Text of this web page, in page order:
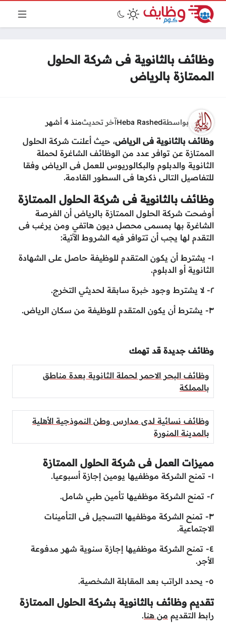
وظائف بالثانوية فى شركة الحلول
الممتازة بالرياض
بواسطةHeba Rashedآخر تحديثمنذ 4 أشهر
وظائف بالثانوية فى الرياض، حيث أعلنت شركة الحلول
الممتازة عن توافر عدد من الوظائف الشاغرة لحملة
الثانوية والدبلوم والبكالوريوس للعمل فى الرياض وفقا
للتفاصيل التالى ذكرها فى السطور القادمة.
وظائف بالثانوية فى شركة الحلول الممتازة
أوضحت شركة الحلول الممتازة بالرياض أن الفرصة
الشاغرة بها بمسمى محصل ديون هاتفي ومن يرغب فى
التقدم لها يجب أن تتوافر فيه الشروط الآتية:
١- يشترط أن يكون المتقدم للوظيفة حاصل على الشهادة
الثانوية أو الدبلوم.
٢- لا يشترط وجود خبرة سابقة لحديثي التخرج.
٣- يشترط أن يكون المتقدم للوظيفة من سكان الرياض.
وظائف جديدة قد تهمك
وظائف البحر الاحمر لحملة الثانوية بعدة مناطق
بالمملكة
وظائف نسائية لدى مدارس وطن النموذجية الأهلية
بالمدينة المنورة
مميزات العمل فى شركة الحلول الممتازة
١- تمنح الشركة موظفيها يومين إجازة أسبوعيا.
٢- تمنح الشركة موظفيها تأمين طبي شامل.
٣- تمنح الشركة موظفيها التسجيل فى التأمينات
الاجتماعية.
٤- تمنح الشركة موظفيها إجازة سنوية شهر مدفوعة
الأجر.
٥- يحدد الراتب بعد المقابلة الشخصية.
تقديم وظائف بالثانوية بشركة الحلول الممتازة
رابط التقديم من هنا.